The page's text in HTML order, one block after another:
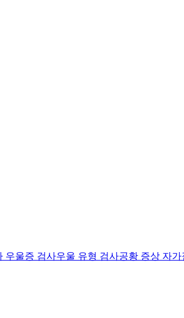
우울증 검사우울 유형 검사공황 증상 자가